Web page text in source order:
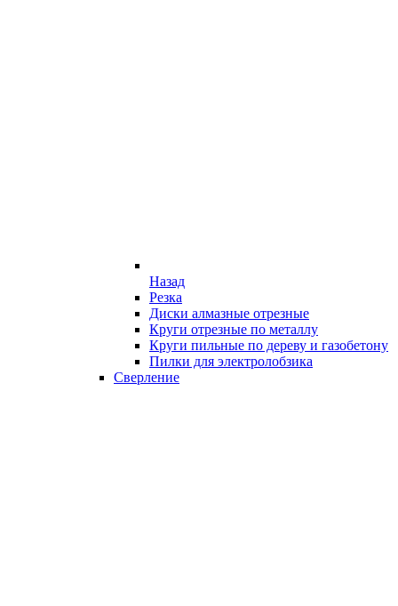
Назад
Резка
Диски алмазные отрезные
Круги отрезные по металлу
Круги пильные по дереву и газобетону
Пилки для электролобзика
Сверление